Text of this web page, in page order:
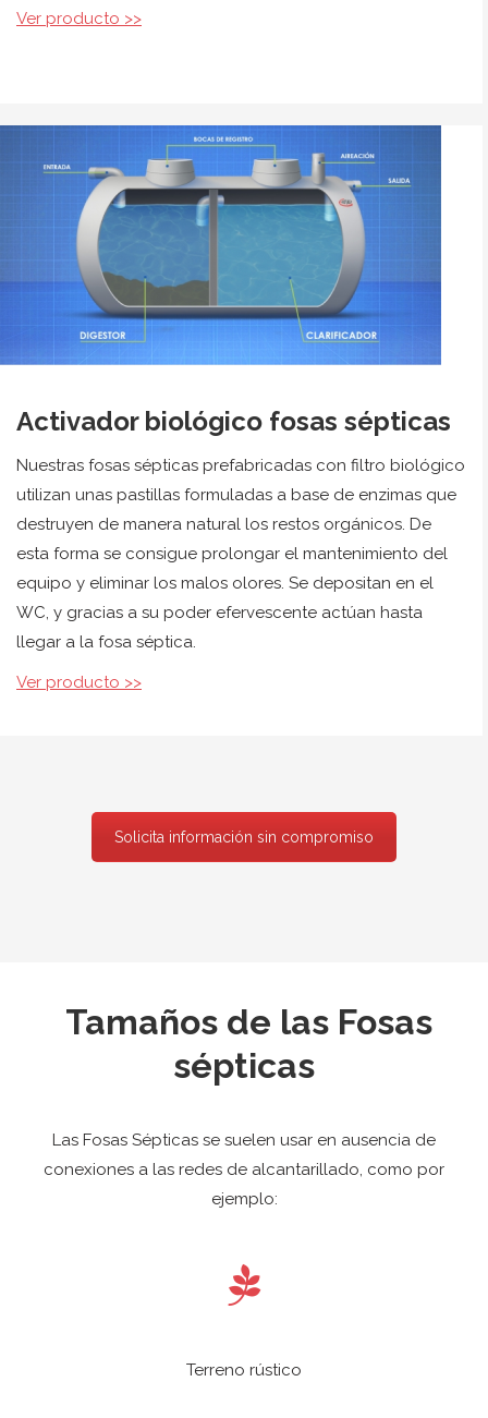
Ver producto >>
Activador biológico fosas sépticas
Nuestras fosas sépticas prefabricadas con filtro biológico
utilizan unas pastillas formuladas a base de enzimas que
destruyen de manera natural los restos orgánicos. De
esta forma se consigue prolongar el mantenimiento del
equipo y eliminar los malos olores. Se depositan en el
WC, y gracias a su poder efervescente actúan hasta
llegar a la fosa séptica.
Ver producto >>
Solicita información sin compromiso
Tamaños de las Fosas
sépticas
Las Fosas Sépticas se suelen usar en ausencia de
conexiones a las redes de alcantarillado, como por
ejemplo:
Terreno rústico